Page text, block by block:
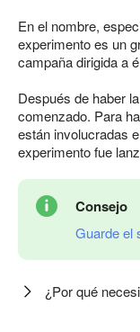
En el nombre,
experimento es un
campaña dirigida a
Después de haber
comenzado. Para
están involucradas
experimento fue
Consejo
Guarde el
¿Por qué